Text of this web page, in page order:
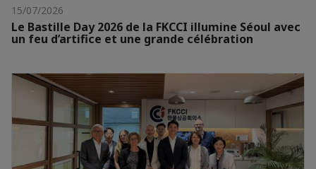
15/07/2026
Le Bastille Day 2026 de la FKCCI illumine Séoul avec
un feu d’artifice et une grande célébration